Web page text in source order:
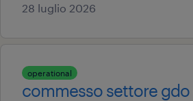
28 luglio 2026
operational
commesso settore